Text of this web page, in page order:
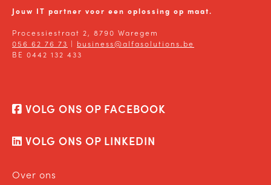
Jouw IT partner voor een oplossing op maat.
Processiestraat 2, 8790 Waregem
056 62 76 73 | business@alfasolutions.be
BE 0442 132 433
VOLG ONS OP FACEBOOK
VOLG ONS OP LINKEDIN
Over ons